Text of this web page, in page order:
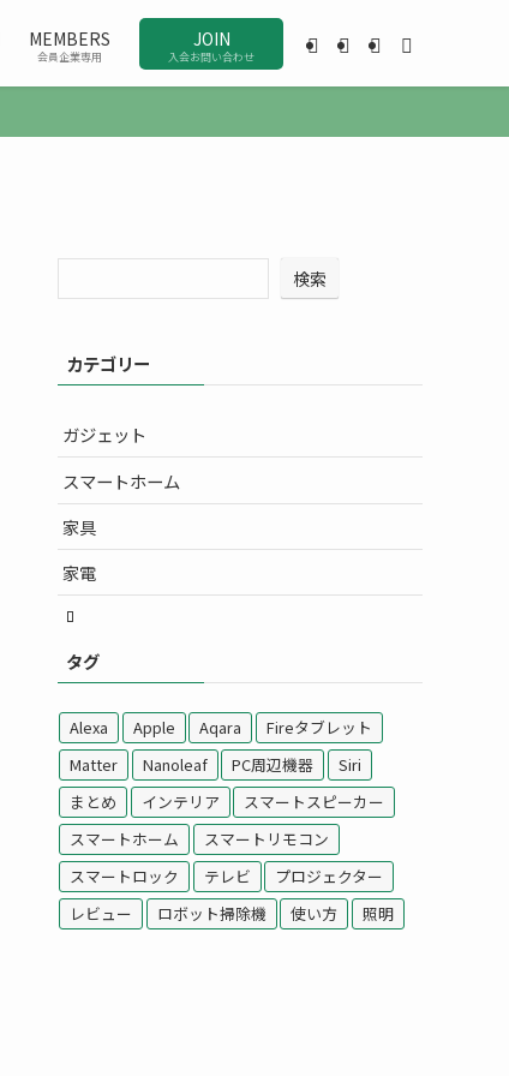
MEMBERS
会員企業専用
JOIN
入会お問い合わせ
検索
カテゴリー
ガジェット
スマートホーム
家具
家電
タグ
Alexa Apple Aqara
Fireタブレット
Matter
Nanoleaf PC周辺機器
Siri
まとめ
インテリア
スマートスピーカー
スマートホーム
スマートリモコン
スマートロック
テレビ
プロジェクター
レビュー
ロボット掃除機 使い方 照明